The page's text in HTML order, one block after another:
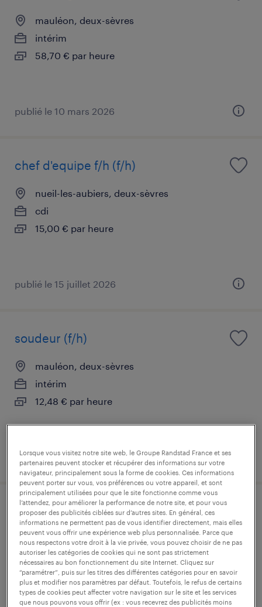
mauléon, deux-sèvres
intérim
58,70 € par heure
publié le 10 mars 2026
chef d'equipe f/h (f/h)
nueil-les-aubiers, deux-sèvres
cdi
15,00 € par heure
publié le 15 juillet 2026
soudeur (f/h)
mauléon, deux-sèvres
intérim
12,48 € par heure
publié le 22 juillet 2026
cariste (f/h)
mauléon, deux-sèvres
intérim
12,48 € par heure
Lorsque vous visitez notre site web, le Groupe Randstad France et ses
partenaires peuvent stocker et récupérer des informations sur votre
navigateur, principalement sous la forme de cookies. Ces informations
peuvent porter sur vous, vos préférences ou votre appareil, et sont
principalement utilisées pour que le site fonctionne comme vous
l’attendez, pour améliorer la performance de notre site, et pour vous
proposer des publicités ciblées sur d’autres sites. En général, ces
informations ne permettent pas de vous identifier directement, mais elles
peuvent vous offrir une expérience web plus personnalisée. Parce que
nous respectons votre droit à la vie privée, vous pouvez choisir de ne pas
autoriser les catégories de cookies qui ne sont pas strictement
nécessaires au bon fonctionnement du site Internet. Cliquez sur
“paramétrer”, puis sur les titres des différentes catégories pour en savoir
plus et modifier nos paramètres par défaut. Toutefois, le refus de certains
types de cookies peut affecter votre navigation sur le site et les services
que nous pouvons vous offrir (ex : vous recevrez des publicités moins